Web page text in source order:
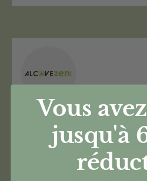
Vous
jusqu'à